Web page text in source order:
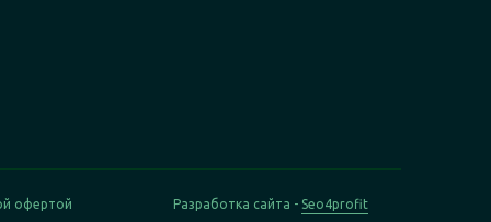
офертой Разработка сайта - Seo4profit